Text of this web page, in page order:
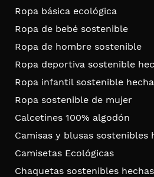
Ropa básica ecológica
Ropa de bebé sostenible
Ropa de hombre sostenible
Ropa deportiva sostenible
Ropa infantil sostenible
Ropa sostenible de mujer
Calcetines 100% algodón
Camisas y blusas sostenibles
Camisetas Ecológicas
Chaquetas sostenibles